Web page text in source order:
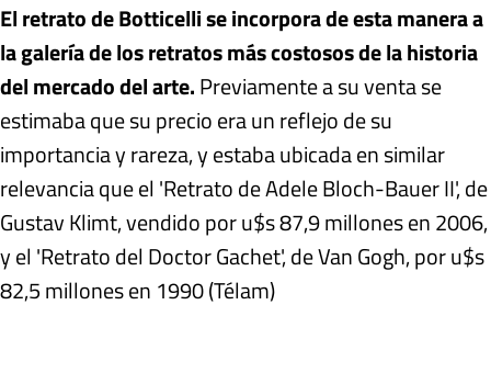
El retrato de Botticelli se incorpora de esta manera a
la galería de los retratos más costosos de la historia
del mercado del arte.Previamente a su venta se
estimaba que su precio era un reflejo de su
importancia y rareza, y estaba ubicada en similar
relevancia que el 'Retrato de Adele Bloch-Bauer II', de
Gustav Klimt, vendido por u$s 87,9 millones en 2006,
y el 'Retrato del Doctor Gachet', de Van Gogh, por u$s
82,5 millones en 1990 (Télam)